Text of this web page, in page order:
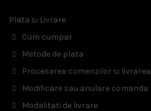
Plata si Livrare
Cum cumpar
Metode de plata
Procesarea comenzilor si
Modificare sau anulare comanda
Modalitati de livrare